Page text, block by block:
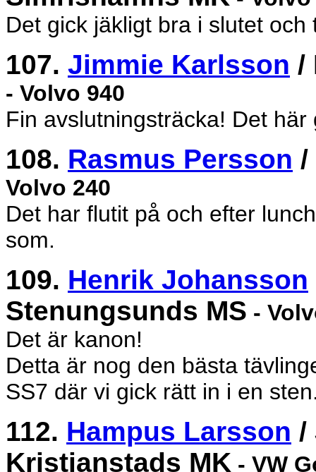
Det gick jäkligt bra i slutet
107. Jimmie Karlsson /
- Volvo 940
Fin avslutningsträcka! Det
108. Rasmus Persson /
Volvo 240
Det har flutit på och efter
som.
109. Henrik Johansson
Stenungsunds MS -
Det är kanon!
Detta är nog den bästa
SS7 där vi gick rätt in i en
112. Hampus Larsson /
Kristianstads MK - VW